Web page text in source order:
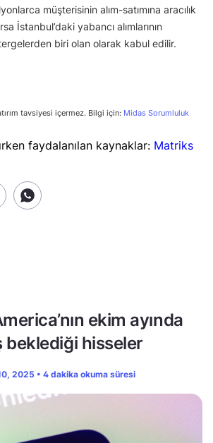
müşterisinin alım-satımına aracılık
İstanbul’daki yabancı alımlarının
biri olan olarak kabul edilir.
tavsiyesi içermez. Bilgi için: Midas Sorumluluk
faydalanılan kaynaklar: Matriks
ekim ayında
beklediği hisseler
2025 • 4 dakika okuma süresi